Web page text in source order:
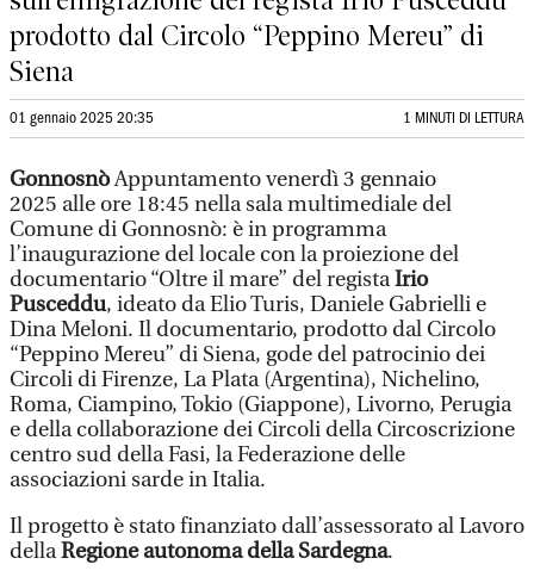
prodotto dal Circolo “Peppino Mereu” di
Siena
01 gennaio 2025 20:35 1 MINUTI DI LETTURA
GonnosnòAppuntamento venerdì 3 gennaio
2025 alle ore 18:45 nella sala multimediale del
Comune di Gonnosnò: è in programma
l’inaugurazione del locale con la proiezione del
documentario “Oltre il mare” del registaIrio
Pusceddu, ideato da Elio Turis, Daniele Gabrielli e
Dina Meloni. Il documentario, prodotto dal Circolo
“Peppino Mereu” di Siena, gode del patrocinio dei
Circoli di Firenze, La Plata (Argentina), Nichelino,
Roma, Ciampino, Tokio (Giappone), Livorno, Perugia
e della collaborazione dei Circoli della Circoscrizione
centro sud della Fasi, la Federazione delle
associazioni sarde in Italia.
Il progetto è stato finanziato dall’assessorato al Lavoro
dellaRegione autonoma della Sardegna.